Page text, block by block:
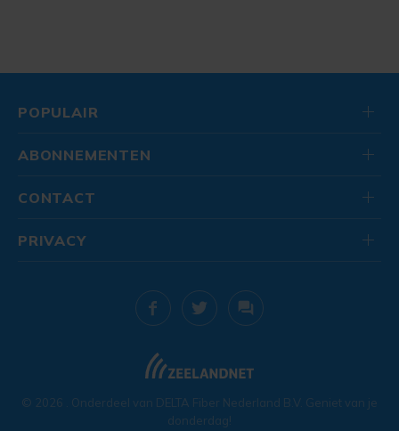
POPULAIR
ABONNEMENTEN
CONTACT
© 2026 . Onderdeel van DELTA Fiber Nederland B.V. Geniet van je
donderdag!
PRIVACY